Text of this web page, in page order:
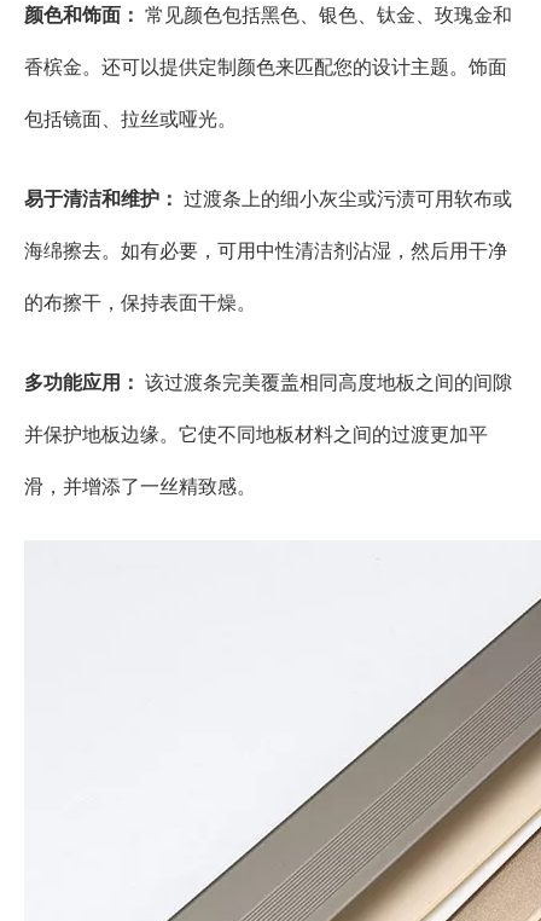
颜色和饰面： 常见颜色包括黑色、银色、钛金、玫瑰金和
香槟金。还可以提供定制颜色来匹配您的设计主题。饰面
包括镜面、拉丝或哑光。
易于清洁和维护： 过渡条上的细小灰尘或污渍可用软布或
海绵擦去。如有必要，可用中性清洁剂沾湿，然后用干净
的布擦干，保持表面干燥。
多功能应用： 该过渡条完美覆盖相同高度地板之间的间隙
并保护地板边缘。它使不同地板材料之间的过渡更加平
滑，并增添了一丝精致感。